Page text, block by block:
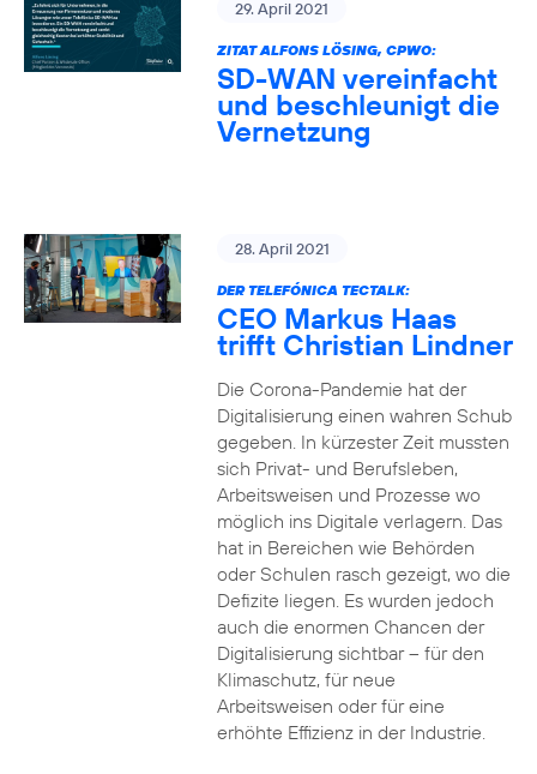
29. April 2021
ZITAT ALFONS LÖSING, CPWO:
SD-WAN vereinfacht
und beschleunigt die
Vernetzung
28. April 2021
DER TELEFÓNICA TECTALK:
CEO Markus Haas
trifft Christian Lindner
Die Corona-Pandemie hat der
Digitalisierung einen wahren Schub
gegeben. In kürzester Zeit mussten
sich Privat- und Berufsleben,
Arbeitsweisen und Prozesse wo
möglich ins Digitale verlagern. Das
hat in Bereichen wie Behörden
oder Schulen rasch gezeigt, wo die
Defizite liegen. Es wurden jedoch
auch die enormen Chancen der
Digitalisierung sichtbar – für den
Klimaschutz, für neue
Arbeitsweisen oder für eine
erhöhte Effizienz in der Industrie.